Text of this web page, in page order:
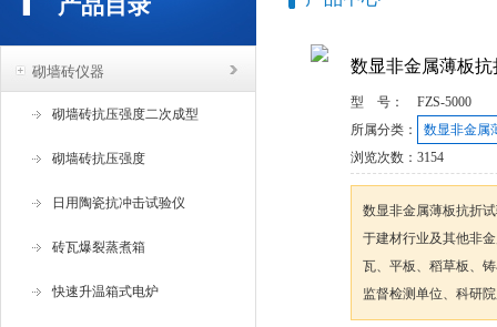
产品目录
砌墙砖仪器
砌墙砖抗压强度二次成型
砌墙砖抗压强度
日用陶瓷抗冲击试验仪
砖瓦爆裂蒸煮箱
快速升温箱式电炉
数显非金属薄板抗
型 号：
FZS-5000
所属分类：
数显非金属
浏览次数： 3154
数显非金属薄板抗折
于建材行业及其他非
瓦、平板、稻草板、
监督检测单位、科研